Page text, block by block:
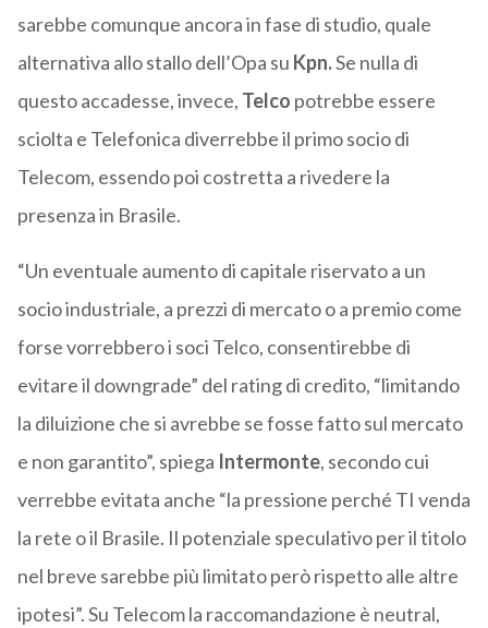
sarebbe comunque ancora in fase di studio, quale
alternativa allo stallo dell’Opa su Kpn.Se nulla di
questo accadesse, invece, Telco potrebbe essere
sciolta e Telefonica diverrebbe il primo socio di
Telecom, essendo poi costretta a rivedere la
presenza in Brasile.
“Un eventuale aumento di capitale riservato a un
socio industriale, a prezzi di mercato o a premio come
forse vorrebbero i soci Telco, consentirebbe di
evitare il downgrade” del rating di credito, “limitando
la diluizione che si avrebbe se fosse fatto sul mercato
e non garantito”, spiega Intermonte, secondo cui
verrebbe evitata anche “la pressione perché TI venda
la rete o il Brasile. Il potenziale speculativo per il titolo
nel breve sarebbe più limitato però rispetto alle altre
ipotesi”. Su Telecom la raccomandazione è neutral,